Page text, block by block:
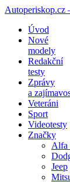
Autoperiskop.cz
Přejít
obsahu
webu
Úvod
Nové
modely
Redakční
testy
Zprávy
a
Veteráni
Sport
Videotesty
Značky
Alfa
Jeep